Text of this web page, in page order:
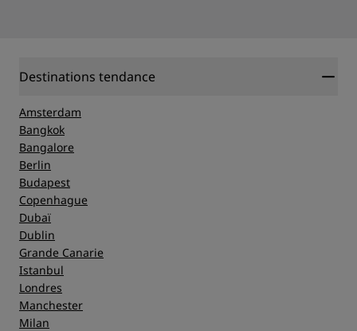
Destinations tendance
Amsterdam
Bangkok
Bangalore
Berlin
Budapest
Copenhague
Dubaï
Dublin
Grande Canarie
Istanbul
Londres
Manchester
Milan